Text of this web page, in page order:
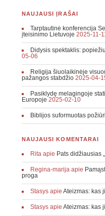
NAUJAUSI ĮRAŠAI
Tarptautinė konferencija
įteisinimo Lietuvoje 2025-11-
Didysis spektaklis:
05-06
Religija šiuolaikinėje
pažangos stabdžio 2025-04-
Pasiklydę melagingoje
Europoje 2025-02-10
Biblijos suformuotas
NAUJAUSI KOMENTARAI
Ritaapie Pats didžiausias
Regina-marijaapie
proga
Stasysapie Ateizmas: kas
Stasysapie Ateizmas: kas